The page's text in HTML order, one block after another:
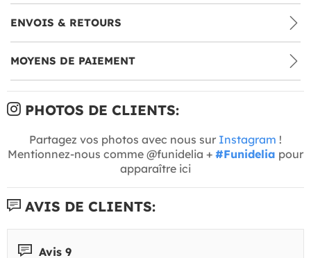
ENVOIS & RETOURS
MOYENS DE PAIEMENT
PHOTOS DE CLIENTS:
Partagez vos photos avec nous sur Instagram !
Mentionnez-nous comme @funidelia + #Funidelia pour
apparaître ici
AVIS DE CLIENTS:
Avis 9